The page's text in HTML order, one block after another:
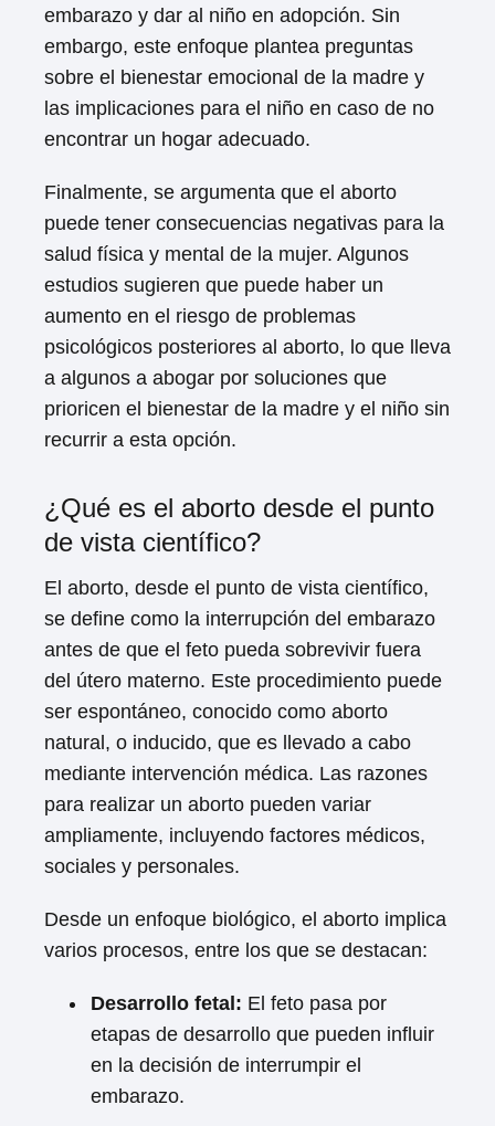
embarazo y dar al niño en adopción. Sin
embargo, este enfoque plantea preguntas
sobre el bienestar emocional de la madre y
las implicaciones para el niño en caso de no
encontrar un hogar adecuado.
Finalmente, se argumenta que el aborto
puede tener consecuencias negativas para la
salud física y mental de la mujer. Algunos
estudios sugieren que puede haber un
aumento en el riesgo de problemas
psicológicos posteriores al aborto, lo que lleva
a algunos a abogar por soluciones que
prioricen el bienestar de la madre y el niño sin
recurrir a esta opción.
¿Qué es el aborto desde el punto
de vista científico?
El aborto, desde el punto de vista científico,
se define como la interrupción del embarazo
antes de que el feto pueda sobrevivir fuera
del útero materno. Este procedimiento puede
ser espontáneo, conocido como aborto
natural, o inducido, que es llevado a cabo
mediante intervención médica. Las razones
para realizar un aborto pueden variar
ampliamente, incluyendo factores médicos,
sociales y personales.
Desde un enfoque biológico, el aborto implica
varios procesos, entre los que se destacan:
Desarrollo fetal: El feto pasa por
etapas de desarrollo que pueden influir
en la decisión de interrumpir el
embarazo.
Loading ...